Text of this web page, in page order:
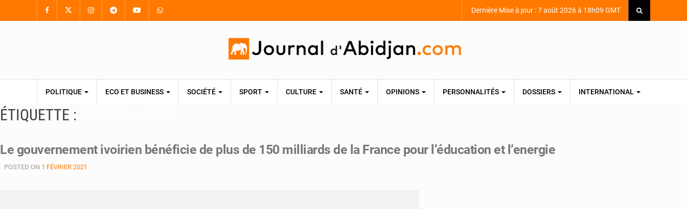
Dernière Mise à jour : 7 août 2026 à 18h09 GMT
POLITIQUE ECO ET BUSINESS SOCIÉTÉ SPORT CULTURE SANTÉ OPINIONS PERSONNALITÉS DOSSIERS INTERNATIONAL
ÉTIQUETTE :
Le gouvernement ivoirien bénéficie de plus de 150 milliards de la France pour l’éducation et l’energie
POSTED ON 1 FÉVRIER 2021